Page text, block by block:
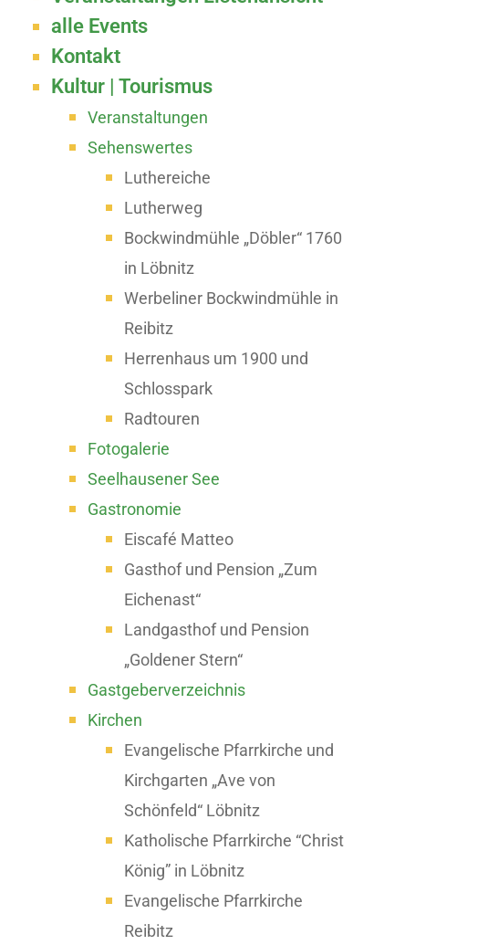
alle Events
Kontakt
Kultur | Tourismus
Veranstaltungen
Sehenswertes
Luthereiche
Lutherweg
Bockwindmühle „Döbler“ 1760
in Löbnitz
Werbeliner Bockwindmühle in
Reibitz
Herrenhaus um 1900 und
Schlosspark
Radtouren
Fotogalerie
Seelhausener See
Gastronomie
Eiscafé Matteo
Gasthof und Pension „Zum
Eichenast“
Landgasthof und Pension
„Goldener Stern“
Gastgeberverzeichnis
Kirchen
Evangelische Pfarrkirche und
Kirchgarten „Ave von
Schönfeld“ Löbnitz
Katholische Pfarrkirche “Christ
König” in Löbnitz
Evangelische Pfarrkirche
Reibitz